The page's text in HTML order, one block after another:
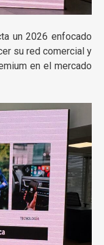
un 2026 enfocado
su red comercial y
en el mercado